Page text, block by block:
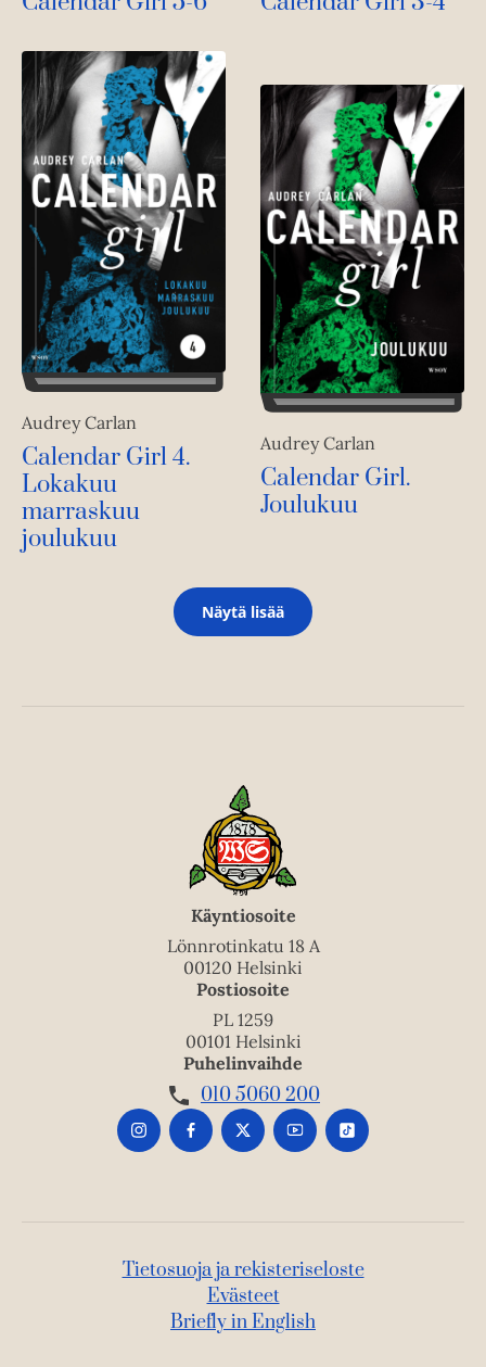
Audrey Carlan
Calendar Girl 4.
Lokakuu
marraskuu
joulukuu
Audrey Carlan
Calendar Girl.
Joulukuu
Näytä lisää
Käyntiosoite
Lönnrotinkatu 18 A
00120 Helsinki
Postiosoite
PL 1259
00101 Helsinki
Puhelinvaihde
010 5060 200
Tietosuoja ja rekisteriseloste
Evästeet
Briefly in English